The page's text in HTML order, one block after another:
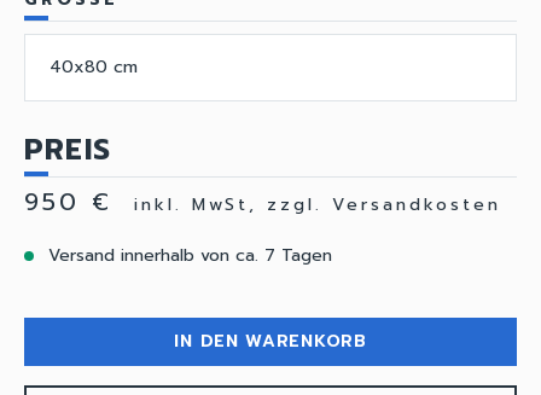
40x80 cm
PREIS
950 €
inkl. MwSt, zzgl. Versandkosten
Versand innerhalb von ca. 7 Tagen
IN DEN WARENKORB